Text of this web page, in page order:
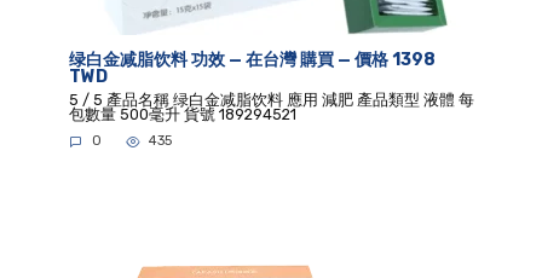
绿白金减脂饮料 功效 — 在台灣 購買 — 價格 1398
TWD
5 / 5 產品名稱 绿白金减脂饮料 應用 減肥 產品類型 液體 每
包數量 500毫升 貨號 189294521
0 435